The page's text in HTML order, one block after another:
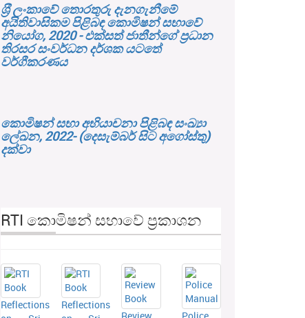
ශ‍්‍රී ලංකාවේ තොරතුරු දැනගැනීමේ
අයිතිවාසිකම පිළිබඳ කොමිෂන් සභාවේ
නියෝග, 2020 - එක්සත් ජාතීන්ගේ ප්‍රධාන
තිරසර සංවර්ධන දර්ශක යටතේ
වර්ගීකරණය
කොමිෂන් සභා අභියාචනා පිළිබඳ සංඛ්‍යා
ලේඛන, 2022- (දෙසැම්බර් සිට අගෝස්තු)
දක්වා
RTI කොමිෂන් සභාවේ ප්‍රකාශන
Reflections
Reflections